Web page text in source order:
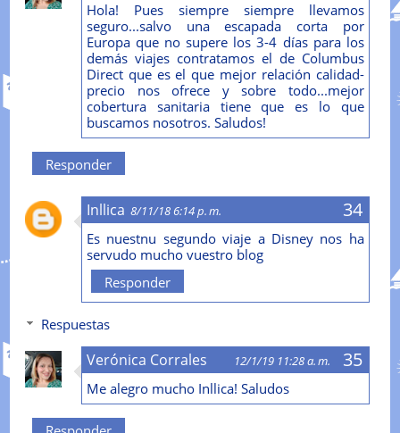
Hola! Pues siempre siempre llevamos
seguro...salvo una escapada corta por
Europa que no supere los 3-4 días para los
demás viajes contratamos el de Columbus
Direct que es el que mejor relación calidad-
precio nos ofrece y sobre todo...mejor
cobertura sanitaria tiene que es lo que
buscamos nosotros. Saludos!
Responder
Inllica 8/11/18 6:14 p. m.
Es nuestnu segundo viaje a Disney nos ha
servudo mucho vuestro blog
Responder
Respuestas
Verónica Corrales 12/1/19 11:28 a. m.
Me alegro mucho Inllica! Saludos